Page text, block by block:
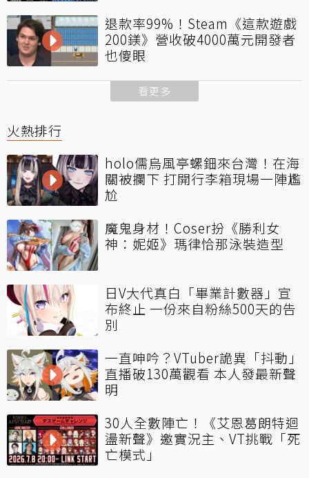
退款率99%！Steam《這款遊戲
200鎂》營收破4000萬元開發者
也傻眼
看更多
火熱排行
holo儒烏風亭螺鈿來台灣！在海
關被攔下 打開行李箱現場一陣尷
尬
魔鬼身材！Coser扮《勝利女
神：妮姬》瑪律恰那泳裝造型
日V大代真白「畢業計數器」宣
布終止 一份來自粉絲500天的告
別
一直呻吟？VTuber詭異「抖動」
直播破130萬觀看 本人發最新聲
明
30人全數陣亡！《艾恩葛朗特迴
盪新聲》邀實況主、VT挑戰「死
亡模式」